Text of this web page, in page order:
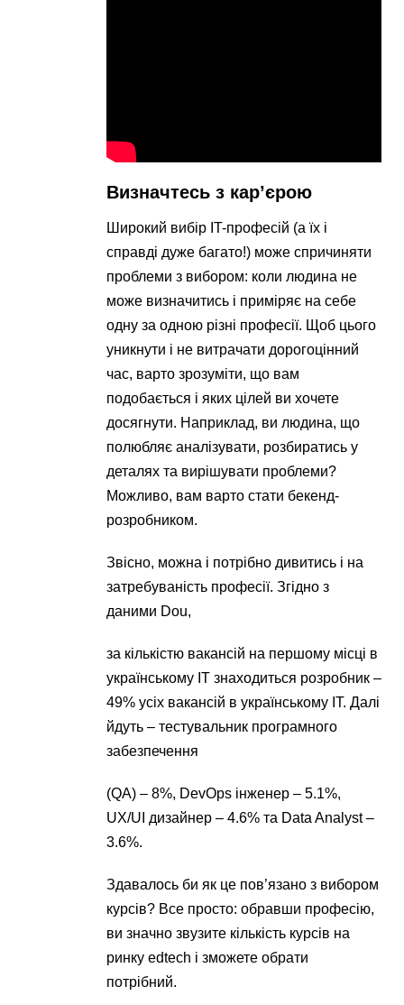
Визначтесь з кар’єрою
Широкий вибір IT-професій (а їх і
справді дуже багато!) може спричиняти
проблеми з вибором: коли людина не
може визначитись і приміряє на себе
одну за одною різні професії. Щоб цього
уникнути і не витрачати дорогоцінний
час, варто зрозуміти, що вам
подобається і яких цілей ви хочете
досягнути. Наприклад, ви людина, що
полюбляє аналізувати, розбиратись у
деталях та вирішувати проблеми?
Можливо, вам варто стати бекенд-
розробником.
Звісно, можна і потрібно дивитись і на
затребуваність професії. Згідно з
даними Dou,
за кількістю вакансій на першому місці в
українському IT знаходиться розробник –
49% усіх вакансій в українському ІТ. Далі
йдуть – тестувальник програмного
забезпечення
(QA) – 8%, DevOps інженер – 5.1%,
UX/UI дизайнер – 4.6% та Data Analyst –
3.6%.
Здавалось би як це пов’язано з вибором
курсів? Все просто: обравши професію,
ви значно звузите кількість курсів на
ринку edtech і зможете обрати
потрібний.